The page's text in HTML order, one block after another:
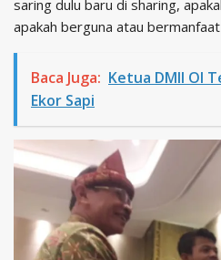
saring dulu baru di sharing,
apakah berguna atau
Baca Juga: Ketua DMII OI
Ekor Sapi